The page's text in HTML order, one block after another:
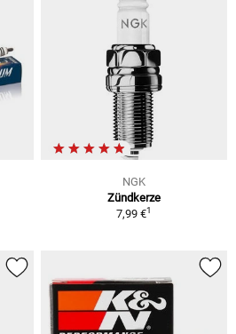
NGK
Zündkerze
7,99 €1